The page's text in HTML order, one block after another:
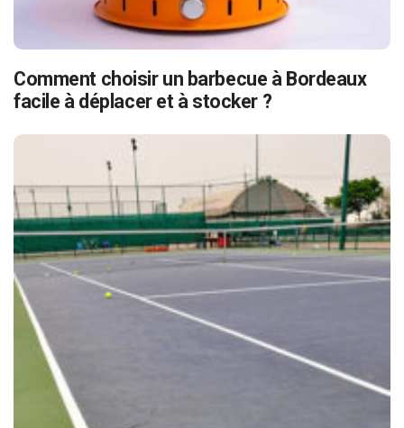
Comment choisir un barbecue à Bordeaux
facile à déplacer et à stocker ?